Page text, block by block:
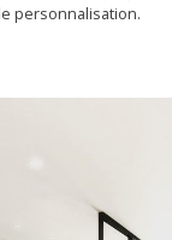
personnalisation.